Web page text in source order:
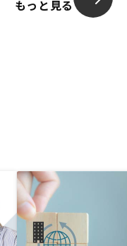
もっと見る